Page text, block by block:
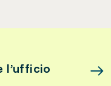
l’ufficio